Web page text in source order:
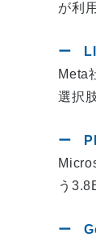
が利
Meta
選択
う